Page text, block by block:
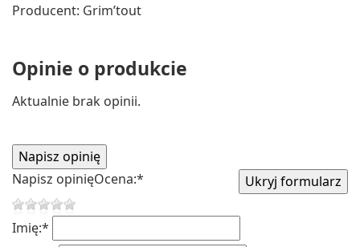
Producent: Grim’tout
Opinie o produkcie
Aktualnie brak opinii.
Napisz opinięOcena:*
Imię:*